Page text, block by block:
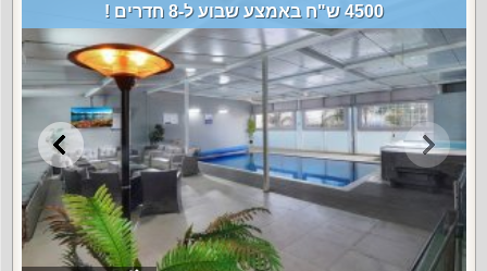
4500 ש"ח באמצע שבוע ל-8 חדרים !